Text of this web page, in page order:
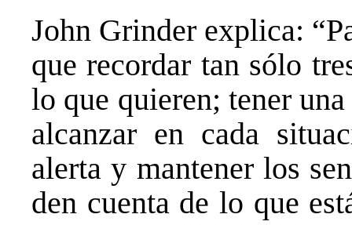
John Grinder explica:
que recordar tan sólo
lo que quieren; tener
alcanzar en cada
alerta y mantener los
den cuenta de lo que